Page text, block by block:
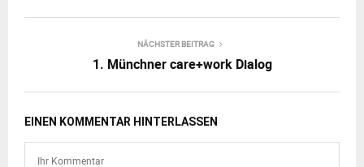
NÄCHSTER BEITRAG
1. Münchner care+work Dialog
EINEN KOMMENTAR HINTERLASSEN